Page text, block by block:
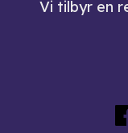
Vi tilbyr en